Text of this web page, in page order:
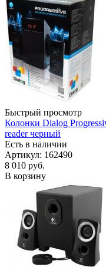
Быстрый просмотр
Колонки Dialog
reader черный
Есть в наличии
Артикул: 162490
8 010 руб.
В корзину